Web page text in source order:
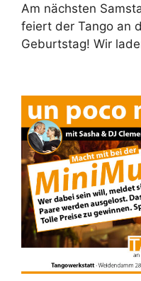
Am nächsten
feiert der Tango an
Geburtstag! Wir